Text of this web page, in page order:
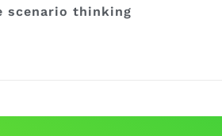
scenario thinking